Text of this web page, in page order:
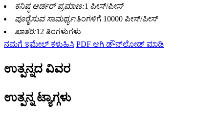
ಕನಿಷ್ಠ ಆರ್ಡರ್ ಪ್ರಮಾಣ:1 ಪೀಸ್/ಪೀಸ್
ಪೂರೈಸುವ ಸಾಮರ್ಥ್ಯ:ತಿಂಗಳಿಗೆ 10000 ಪೀಸ್/ಪೀಸ್
ಖಾತರಿ:12 ತಿಂಗಳುಗಳು
ನಮಗೆ ಇಮೇಲ್ ಕಳುಹಿಸಿ PDF ಆಗಿ ಡೌನ್‌ಲೋಡ್ ಮಾಡಿ
ಉತ್ಪನ್ನದ ವಿವರ
ಉತ್ಪನ್ನ ಟ್ಯಾಗ್ಗಳು